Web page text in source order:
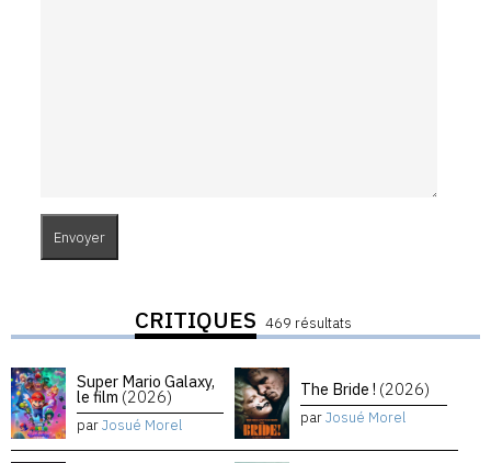
CRITIQUES 469 résultats
Super Mario Galaxy,
le film (2026)
parJosué Morel
The Bride ! (2026)
parJosué Morel